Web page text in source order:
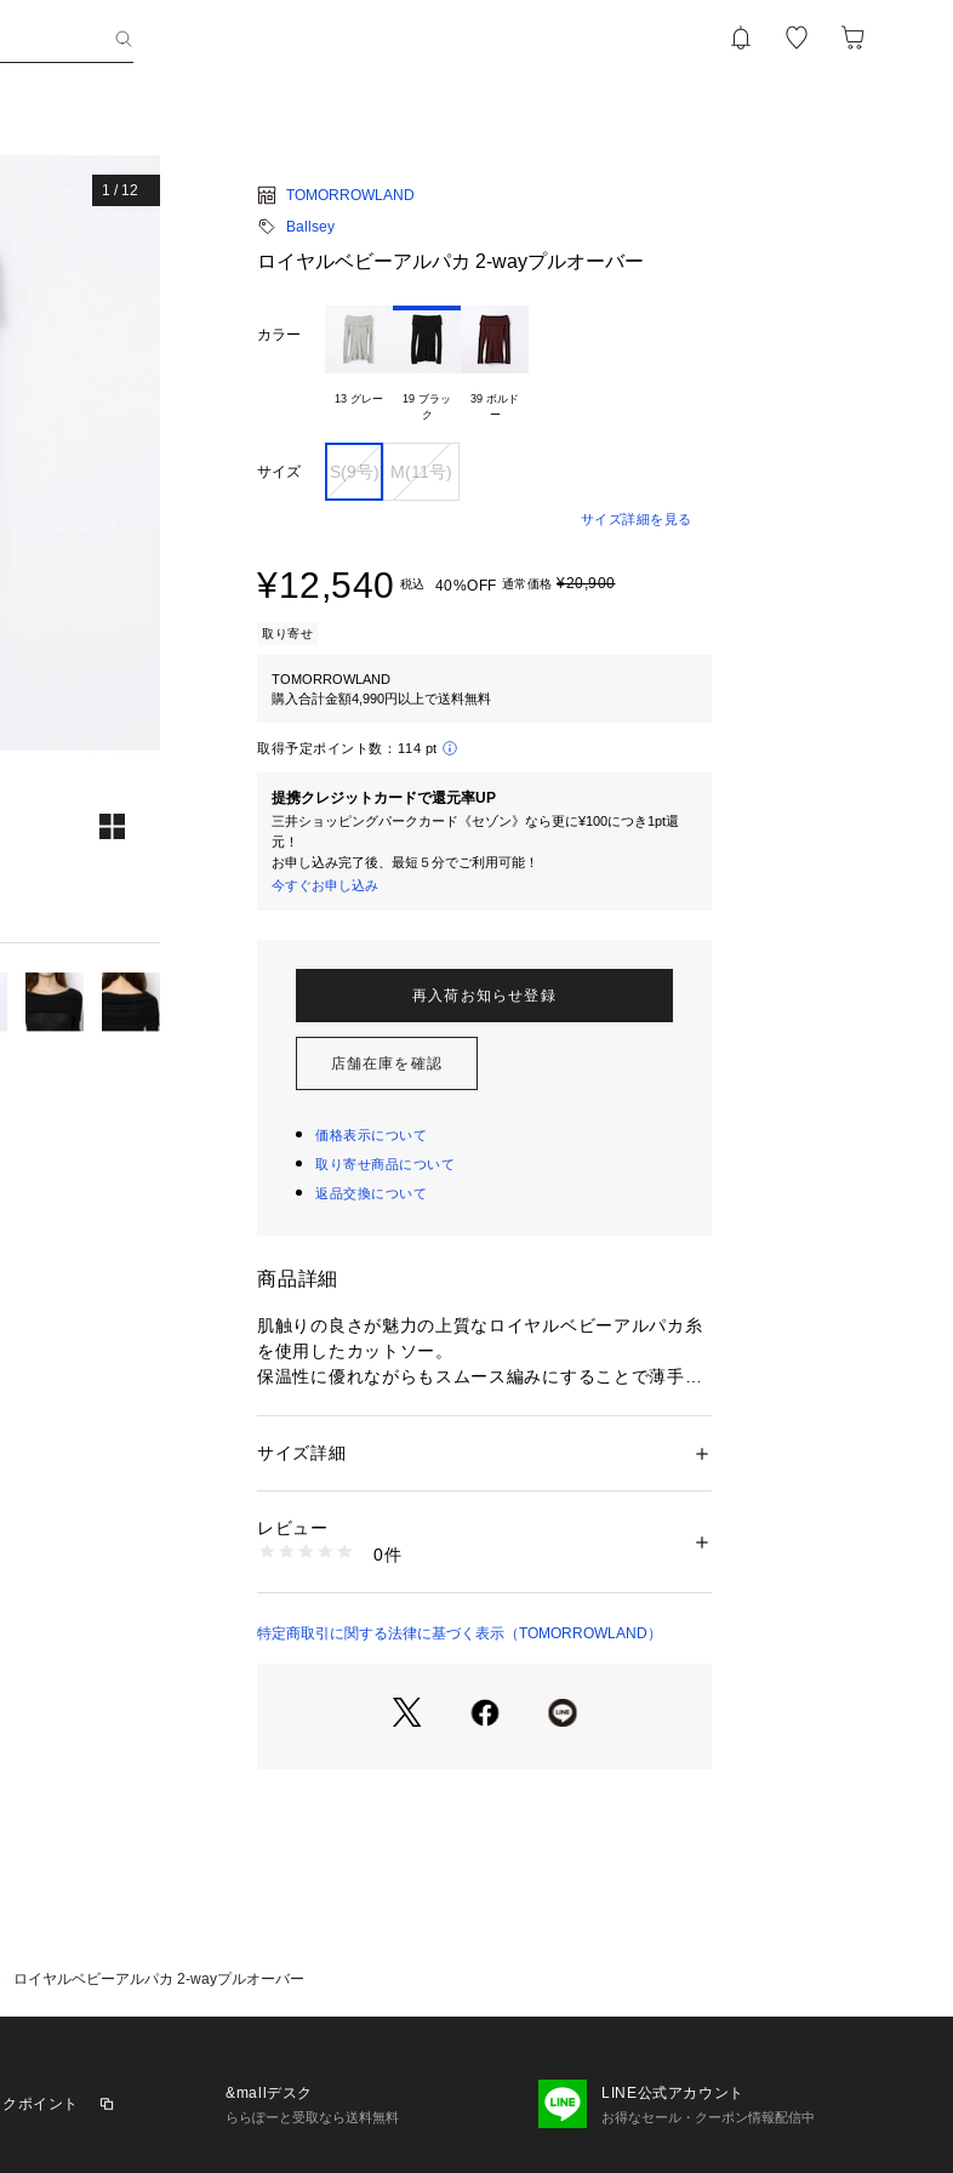
1 / 12
TOMORROWLAND
Ballsey
ロイヤルベビーアルパカ 2-wayプルオーバー
カラー
13 グレー
19 ブラッ
39 ボルド
ー
サイズ S(9号) M(11号)
サイズ詳細を見る
¥12,540 税込 40%OFF 通常価格 ¥20,900
取り寄せ
TOMORROWLAND
購入合計金額4,990円以上で送料無料
取得予定ポイント数： 114 pt
提携クレジットカードで還元率UP
三井ショッピングパークカード《セゾン》なら更に¥100につき1pt還
元！
お申し込み完了後、最短５分でご利用可能！
今すぐお申し込み
再入荷お知らせ登録
店舗在庫を確認
価格表示について
取り寄せ商品について
返品交換について
商品詳細
肌触りの良さが魅力の上質なロイヤルベビーアルパカ糸
を使用したカットソー。
保温性に優れながらもスムース編みにすることで薄手で
ンかつエレガントな雰囲気を演出。
ワイドパンツやフレアスカートなどトレンドのボリュー
ムボトムスとも好相性の、大人のための贅沢な一着で
店舗にお問い合わせの際は、下記の商品番号をお申し付
※※こちらの製品は、独特のぬめりのある柔らかな風合
性別：レディース
洗濯：洗濯不可、漂白不可、タンブル乾燥不可、アイロン仕上げ
可、ドライ可、ウエットクリーニング不可
い
11037403201 （ショップ）
サイズ詳細
レビュー
0件
特定商取引に関する法律に基づく表示（TOMORROWLAND）
ロイヤルベビーアルパカ 2-wayプルオーバー
ポイント
&mallデスク
ららぽーと受取なら送料無料
LINE公式アカウント
お得なセール・クーポン情報配信中